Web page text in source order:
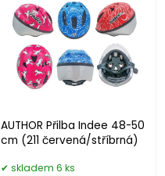
AUTHOR Přilba Indee 48-50
cm (211 červená/stříbrná)
skladem 6 ks